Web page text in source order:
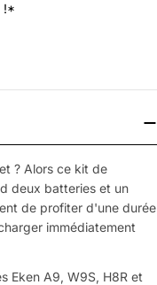
!*
? Alors ce kit de
deux batteries et un
de profiter d'une durée
immédiatement
Eken A9, W9S, H8R et